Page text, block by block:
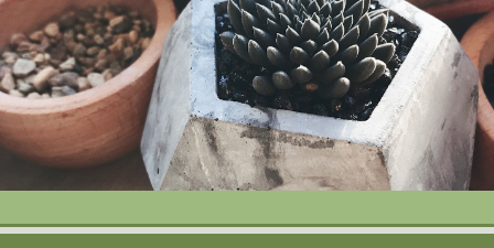
Услуги
Портфолио
Цены
Контакты